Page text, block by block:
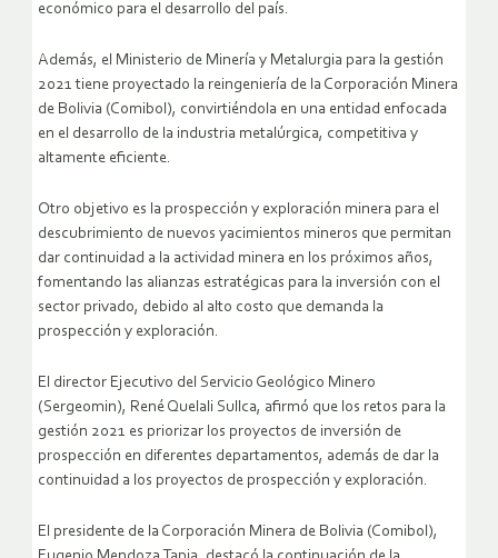
económico para el desarrollo del país.
Además, el Ministerio de Minería y Metalurgia para la gestión
2021 tiene proyectado la reingeniería de la Corporación Minera
de Bolivia (Comibol), convirtiéndola en una entidad enfocada
en el desarrollo de la industria metalúrgica, competitiva y
altamente eficiente.
Otro objetivo es la prospección y exploración minera para el
descubrimiento de nuevos yacimientos mineros que permitan
dar continuidad a la actividad minera en los próximos años,
fomentando las alianzas estratégicas para la inversión con el
sector privado, debido al alto costo que demanda la
prospección y exploración.
El director Ejecutivo del Servicio Geológico Minero
(Sergeomin), René Quelali Sullca, afirmó que los retos para la
gestión 2021 es priorizar los proyectos de inversión de
prospección en diferentes departamentos, además de dar la
continuidad a los proyectos de prospección y exploración.
El presidente de la Corporación Minera de Bolivia (Comibol),